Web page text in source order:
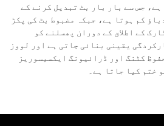
جس سے بار بار بٹ تبدیل کرنے کے
کم ہوتا ہے، جبکہ مضبوط بٹ کی پکڑ
کے اطلاق کے دوران پھسلنے کو
یقینی بنائی جاتی ہے اور لووز
کٹنگ اور ڈرائیونگ ایکسیسوریز
ختم کیا جاتا ہے۔